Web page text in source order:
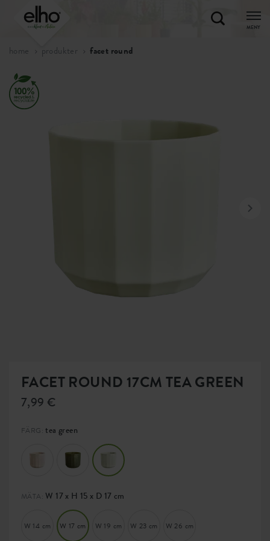
MENY
home produkter facet round
FACET ROUND 17CM TEA GREEN
7,99 €
FÄRG: tea green
MÄTA: W 17 x H 15 x D 17 cm
W 14 cm W 17 cm W 19 cm W 23 cm W 26 cm